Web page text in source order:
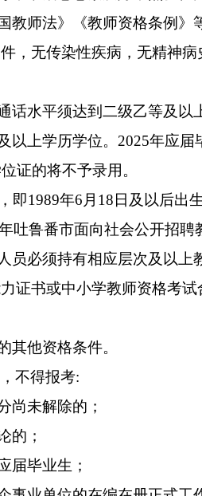
教师法》《教师资格条例
，无传染性疾病，无精神
话水平须达到二级乙等及
以上学历学位。2025年应
证的将不予录用。
即1989年6月18日及以后出
吐鲁番市面向社会公开招
员必须持有相应层次及以
证书或中小学教师资格考
其他资格条件。
不得报考:
尚未解除的；
的；
届毕业生；